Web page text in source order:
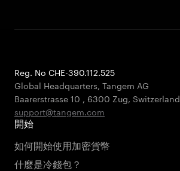
Reg. No CHE-390.112.525
Global Headquarters, Tangem AG
Baarerstrasse 10 , 6300 Zug, Switzerland
support@tangem.com
開始
如何開始使用加密貨幣
什麼是冷錢包？